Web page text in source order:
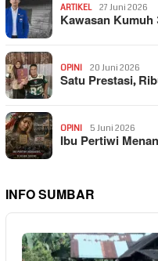
ARTIKEL 27 Juni 2026
Kawasan
OPINI 20 Juni 2026
Satu Prestasi,
OPINI 5 Juni 2026
Ibu Pertiwi
INFO SUMBAR